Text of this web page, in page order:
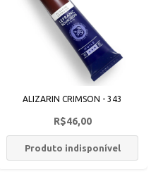
ALIZARIN CRIMSON - 343
R$46,00
Produto indisponível